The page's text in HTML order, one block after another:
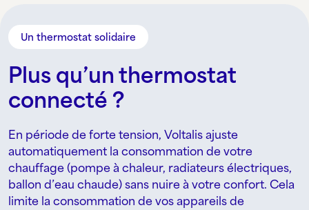
Un thermostat solidaire
Plus qu’un thermostat
connecté ?
En période de forte tension, Voltalis ajuste
automatiquement la consommation de votre
chauffage (pompe à chaleur, radiateurs électriques,
ballon d’eau chaude) sans nuire à votre confort. Cela
limite la consommation de vos appareils de